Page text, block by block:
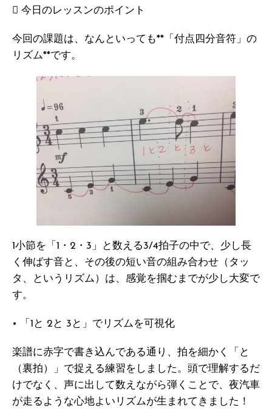
 今日のレッスンのポイント
今回の課題は、なんといっても**「付点四分音符」の
リズム**です。
1小節を「1・2・3」と数える3/4拍子の中で、少し長
く伸ばす音と、その後の短い音の組み合わせ（タッ
タ、というリズム）は、感覚を掴むまでが少し大変で
す。
• 「1と 2と 3と」でリズムを可視化
楽譜に赤字で書き込んである通り、拍を細かく「と
（裏拍）」で捉える練習をしました。頭で理解するだ
けでなく、声に出して数えながら弾くことで、夜汽車
が走るような心地よいリズムが生まれてきました！